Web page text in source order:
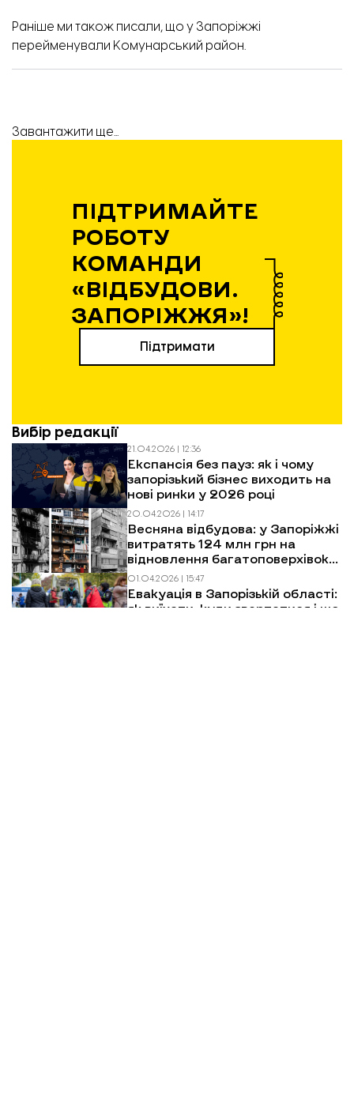
Будинок, в який влучив БпЛА
Раніше ми також писали, що у Запоріжжі
перейменували Комунарський район.
Завантажити ще...
ПІДТРИМАЙТЕ
РОБОТУ
КОМАНДИ
«ВІДБУДОВИ.
ЗАПОРІЖЖЯ»!
Підтримати
Вибір редакції
21.04.2026 | 12:36
Експансія без пауз: як і чому
запорізький бізнес виходить на
нові ринки у 2026 році
20.04.2026 | 14:17
Весняна відбудова: у Запоріжжі
витратять 124 млн грн на
відновлення багатоповерхівок
після обстрілів
01.04.2026 | 15:47
Евакуація в Запорізькій області:
як виїхати, куди звертатися і що